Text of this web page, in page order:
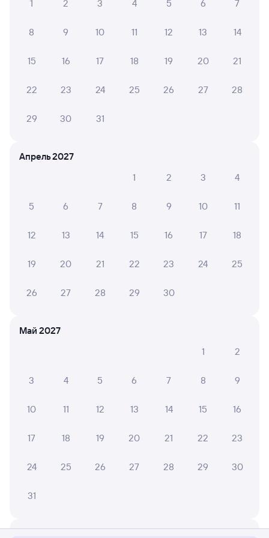
Купить жд билеты в Гудермес
Мы используем cookies для более удобной работы
1
2 3 4 5 6 7
8 9 10 11 12 13 14
15 16 17 18 19 20 21
22 23 24 25 26 27 28
29 30 31
Апрель 2027
1
2 3 4
5 6 7 8 9 10 11
12 13 14 15 16 17 18
19 20 21 22 23 24 25
26 27 28 29 30
Май 2027
1
2
3 4 5 6 7 8 9
10 11 12 13 14 15 16
17 18 19 20 21 22 23
24 25 26 27 28 29 30
31